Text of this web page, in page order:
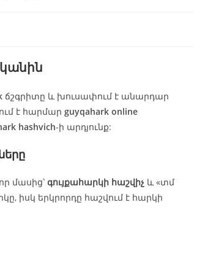
ճշգրիտը և խուսափում է անարդար
է հարմար guyqahark online
hashvich-ի արդյունք:
մասից՝ գույքահարկի հաշվիչ և «տմ
իսկ երկրորդը հաշվում է հարկի